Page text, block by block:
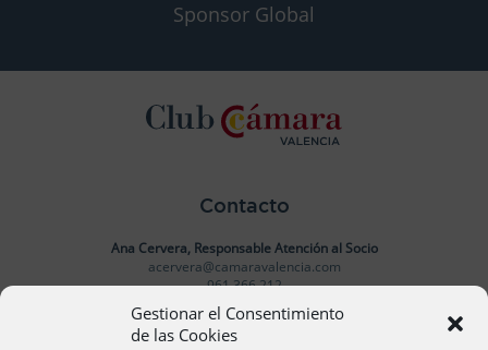
Gestionar el Consentimiento
de las Cookies
Sponsor Global
Contacto
Ana Cervera, Responsable Atención al Socio
acervera@camaravalencia.com
961 366 212
Síguenos